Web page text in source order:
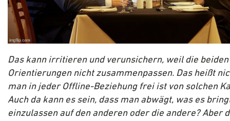
Das kann irritieren und verunsichern, weil die beiden
Orientierungen nicht zusammenpassen. Das heißt
man in jeder Offline-Beziehung frei ist von solchen
Auch da kann es sein, dass man abwägt, was es
einzulassen auf den anderen oder die andere? Aber